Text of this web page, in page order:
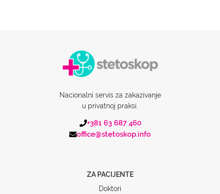
Nacionalni servis za zakazivanje
u privatnoj praksi.
+381 63 687 460
office@stetoskop.info
ZA PACIJENTE
Doktori